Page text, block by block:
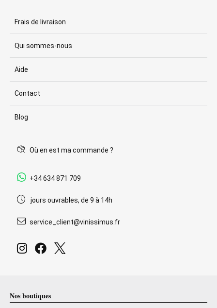
Frais de livraison
Qui sommes-nous
Aide
Contact
Blog
Où en est ma commande ?
+34 634 871 709
jours ouvrables, de 9 à 14h
service_client@vinissimus.fr
Nos boutiques